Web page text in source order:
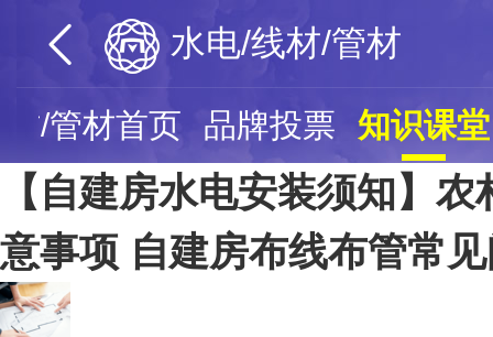
水电/线材/管材
/管材首页 品牌投票 知识课堂
【自建房水电安装须知】
意事项 自建房布线布管常